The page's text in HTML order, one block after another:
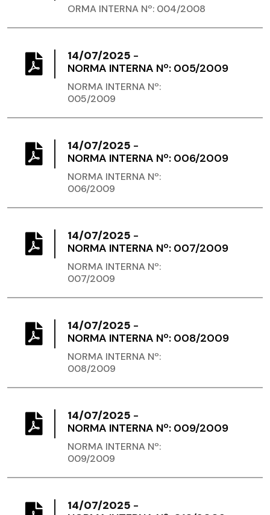
ORMA INTERNA Nº: 004/2008
14/07/2025 -
NORMA INTERNA Nº: 005/2009
NORMA INTERNA Nº:
005/2009
14/07/2025 -
NORMA INTERNA Nº: 006/2009
NORMA INTERNA Nº:
006/2009
14/07/2025 -
NORMA INTERNA Nº: 007/2009
NORMA INTERNA Nº:
007/2009
14/07/2025 -
NORMA INTERNA Nº: 008/2009
NORMA INTERNA Nº:
008/2009
14/07/2025 -
NORMA INTERNA Nº: 009/2009
NORMA INTERNA Nº:
009/2009
14/07/2025 -